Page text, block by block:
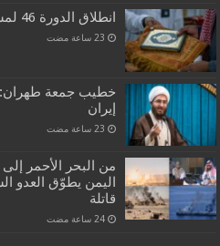
انطلاق الدورة 46 لمسابقة القرآن الدولية في مكة
خطيب جمعة طهران:
إيران
من البحر الأحمر
اليمن يطوّق العدو
قاتلة
‏24 ساعة مضت